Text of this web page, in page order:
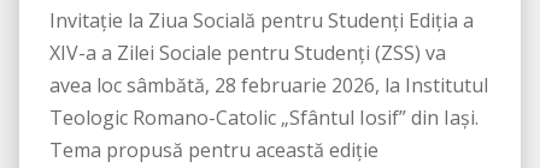
Invitație la Ziua Socială pentru Studenți Ediția a
XIV-a a Zilei Sociale pentru Studenți (ZSS) va
avea loc sâmbătă, 28 februarie 2026, la Institutul
Teologic Romano-Catolic „Sfântul Iosif” din Iaşi.
Tema propusă pentru această ediție